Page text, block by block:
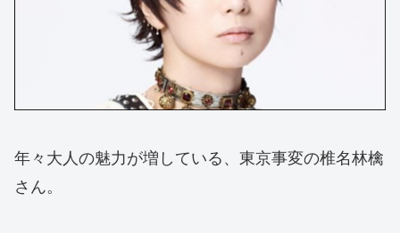
年々大人の魅力が増している、東京事変の椎名林檎
さん。